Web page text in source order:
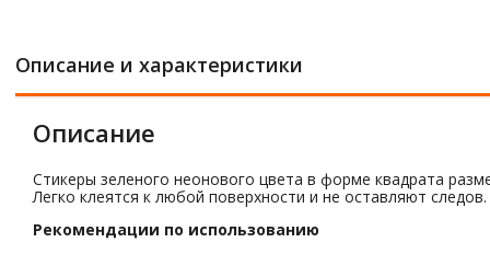
Описание и характеристики
Описание
Стикеры зеленого неонового цвета в форме квадрата
Легко клеятся к любой поверхности и не оставляют
Рекомендации по использованию